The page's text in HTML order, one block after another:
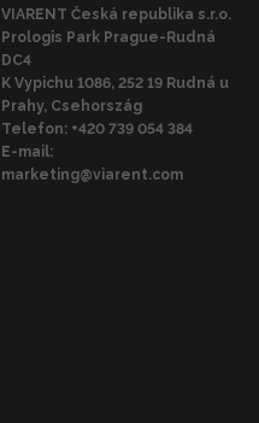
VIARENT Česká republika s.r.o.
Prologis Park Prague-Rudná
DC4
K Vypichu 1086, 252 19 Rudná u
Prahy, Csehország
Telefon: +420 739 054 384
E-mail:
marketing@viarent.com